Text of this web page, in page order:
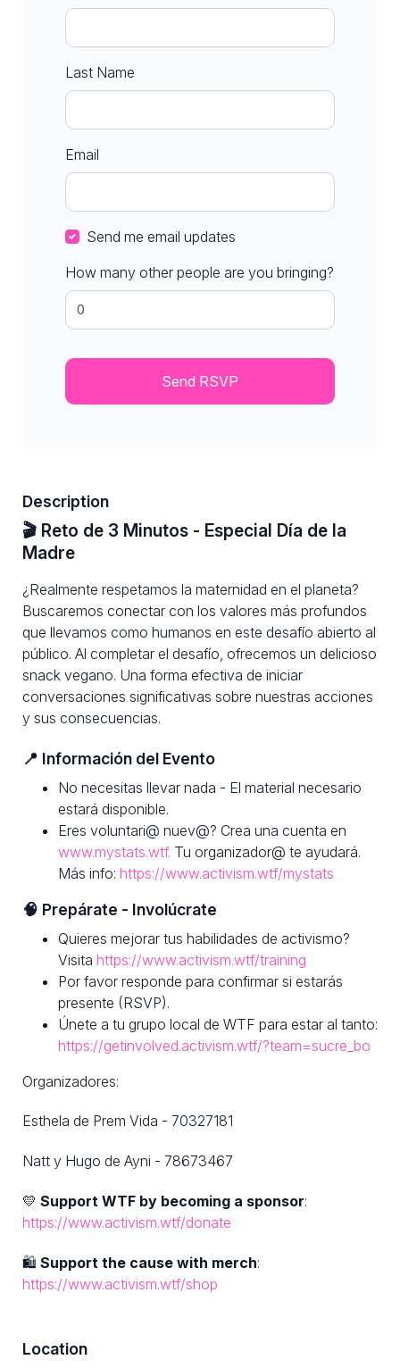
Last Name
Email
Send me email updates
How many other people are you bringing?
Description
🎬 Reto de 3 Minutos - Especial Día de la
Madre
¿Realmente respetamos la maternidad en el planeta?
Buscaremos conectar con los valores más profundos
que llevamos como humanos en este desafío abierto al
público. Al completar el desafío, ofrecemos un delicioso
snack vegano. Una forma efectiva de iniciar
conversaciones significativas sobre nuestras acciones
y sus consecuencias.
📍 Información del Evento
No necesitas llevar nada - El material necesario
estará disponible.
Eres voluntari@ nuev@? Crea una cuenta en
www.mystats.wtf. Tu organizador@ te ayudará.
Más info: https://www.activism.wtf/mystats
🧠 Prepárate - Involúcrate
Quieres mejorar tus habilidades de activismo?
Visita https://www.activism.wtf/training
Por favor responde para confirmar si estarás
presente (RSVP).
Únete a tu grupo local de WTF para estar al tanto:
https://getinvolved.activism.wtf/?team=sucre_bo
Organizadores:
Esthela de Prem Vida - 70327181
Natt y Hugo de Ayni - 78673467
💛 Support WTF by becoming a sponsor:
https://www.activism.wtf/donate
🛍 Support the cause with merch:
https://www.activism.wtf/shop
Location